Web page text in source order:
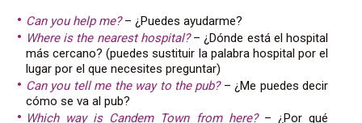
Can you help me?– ¿Puedes ayudarme?
Where is the nearest hospital?– ¿Dónde está el hospital
más cercano? (puedes sustituir la palabra hospital por el
lugar por el que necesites preguntar)
Can you tell me the way to the pub?– ¿Me puedes decir
cómo se va al pub?
Which way is Candem Town from here?– ¿Por qué